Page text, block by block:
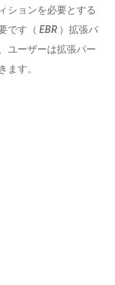
ションを必要とする
です（ EBR）拡張パ
ユーザーは拡張パー
ます。